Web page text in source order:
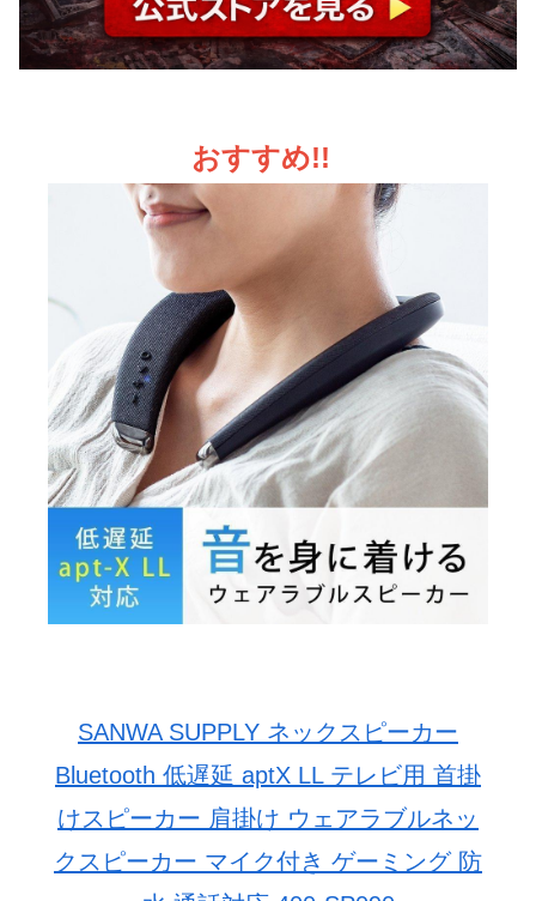
おすすめ!!
SANWA SUPPLY ネックスピーカー
Bluetooth 低遅延 aptX LL テレビ用 首掛
けスピーカー 肩掛け ウェアラブルネッ
クスピーカー マイク付き ゲーミング 防